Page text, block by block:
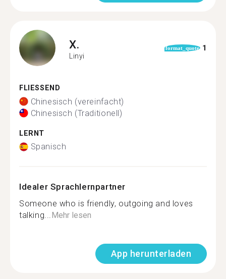
X.
Linyi
format_quote 1
FLIESSEND
Chinesisch (vereinfacht)
Chinesisch (Traditionell)
LERNT
Spanisch
Idealer Sprachlernpartner
Someone who is friendly, outgoing and loves
talking...Mehr lesen
App herunterladen